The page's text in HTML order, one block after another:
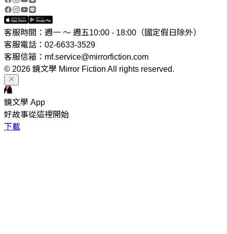
客服時間：週一 ～ 週五10:00 - 18:00（國定假日除外）
客服電話：02-6633-3529
客服信箱：mf.service@mirrorfiction.com
© 2026 鏡文學 Mirror Fiction All rights reserved.
鏡文學 App
好故事從這裡開始
下載